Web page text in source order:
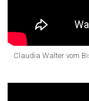
Claudia Walter vom